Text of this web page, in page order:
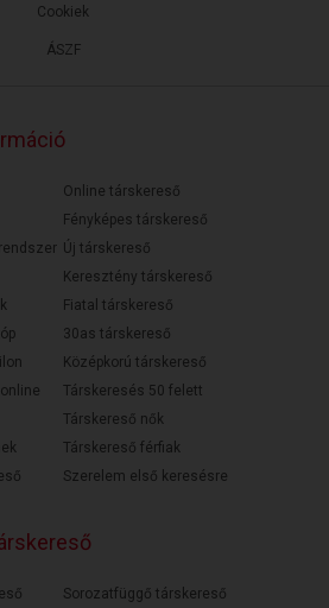
ÁSZF
Cookiek
Online társkereső
Fényképes társkereső
Új társkereső
Keresztény társkereső
Fiatal társkereső
30as társkereső
Középkorú társkereső
Társkeresés 50 felett
Társkereső nők
Társkereső férfiak
Szerelem első keresésre
Sorozatfüggő társkereső